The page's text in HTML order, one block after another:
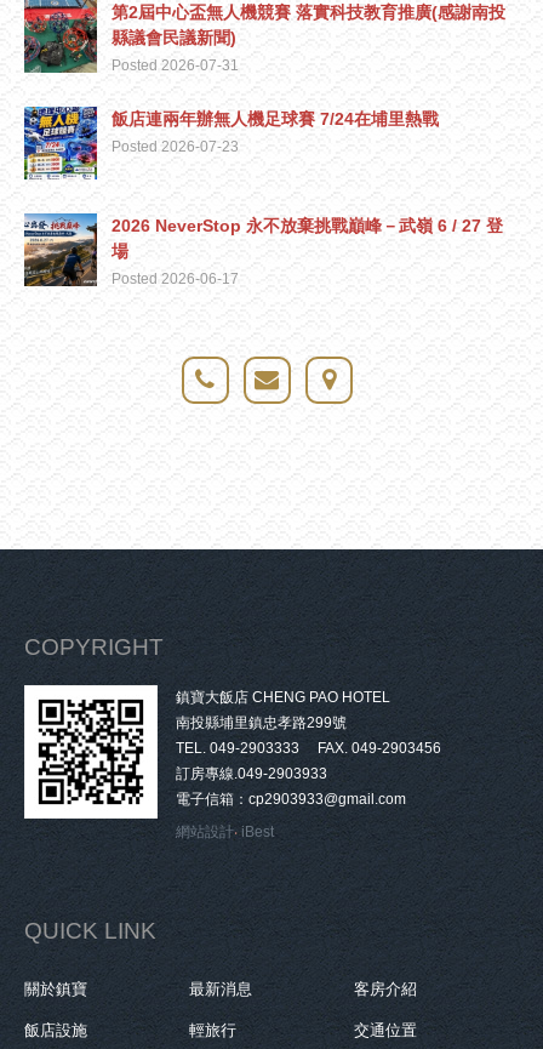
第2屆中心盃無人機競賽 落實科技教育推廣(感謝南投
縣議會民議新聞)
Posted 2026-07-31
飯店連兩年辦無人機足球賽 7/24在埔里熱戰
Posted 2026-07-23
2026 NeverStop 永不放棄挑戰巔峰－武嶺 6 / 27 登
場
Posted 2026-06-17
COPYRIGHT
鎮寶大飯店 CHENG PAO HOTEL
南投縣埔里鎮忠孝路299號
TEL. 049-2903333 FAX. 049-2903456
訂房專線.049-2903933
電子信箱：cp2903933@gmail.com
網站設計‧ iBest
QUICK LINK
關於鎮寶 最新消息 客房介紹
飯店設施 輕旅行 交通位置